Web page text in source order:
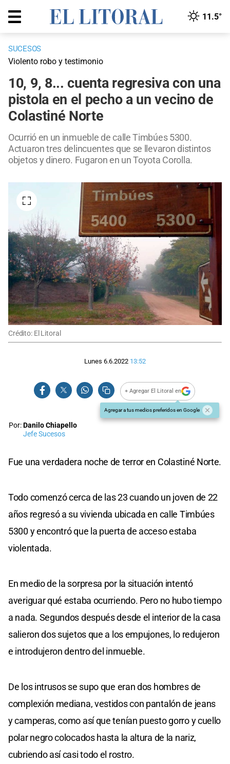
11.5°
SUCESOS
Violento robo y testimonio
10, 9, 8... cuenta regresiva con una
pistola en el pecho a un vecino de
Colastiné Norte
Ocurrió en un inmueble de calle Timbúes 5300.
Actuaron tres delincuentes que se llevaron distintos
objetos y dinero. Fugaron en un Toyota Corolla.
Crédito: El Litoral
Lunes 6.6.2022 13:52
+ Agregar El Litoral en
Agregar a tus medios preferidos en Google
Por:Danilo Chiapello
Jefe Sucesos
Fue una verdadera noche de terror en Colastiné Norte.
Todo comenzó cerca de las 23 cuando un joven de 22
años regresó a su vivienda ubicada en calle Timbúes
5300 y encontró que la puerta de acceso estaba
violentada.
En medio de la sorpresa por la situación intentó
averiguar qué estaba ocurriendo. Pero no hubo tiempo
a nada. Segundos después desde el interior de la casa
salieron dos sujetos que a los empujones, lo redujeron
e introdujeron dentro del inmueble.
De los intrusos se supo que eran dos hombres de
complexión mediana, vestidos con pantalón de jeans
y camperas, como así que tenían puesto gorro y cuello
polar negro colocados hasta la altura de la nariz,
cubriendo así casi todo el rostro.